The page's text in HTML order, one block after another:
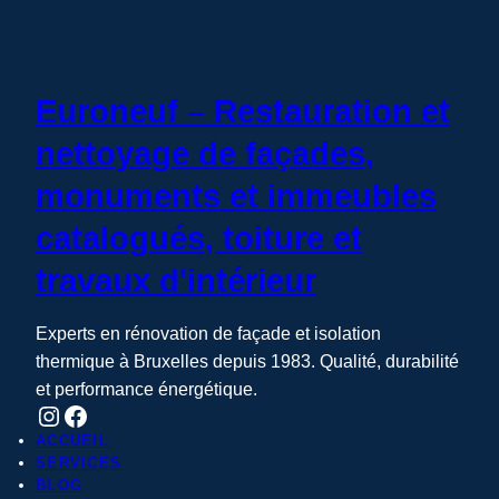
Euroneuf – Restauration et
nettoyage de façades,
monuments et immeubles
catalogués, toiture et
travaux d'intérieur
Experts en rénovation de façade et isolation
thermique à Bruxelles depuis 1983. Qualité, durabilité
et performance énergétique.
Instagram Facebook
ACCUEIL
SERVICES
BLOG